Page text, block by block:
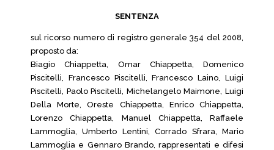
SENTENZA
sul ricorso numero di registro generale 354 del 2008,
proposto da:
Biagio Chiappetta, Omar Chiappetta, Domenico
Piscitelli, Francesco Piscitelli, Francesco Laino, Luigi
Piscitelli, Paolo Piscitelli, Michelangelo Maimone, Luigi
Della Morte, Oreste Chiappetta, Enrico Chiappetta,
Lorenzo Chiappetta, Manuel Chiappetta, Raffaele
Lammoglia, Umberto Lentini, Corrado Sfrara, Mario
Lammoglia e Gennaro Brando, rappresentati e difesi